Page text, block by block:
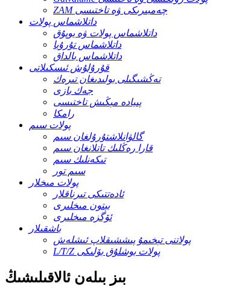
ZAM چەمبىرىكى ۋە تاختىسى
داتلاشماس پولات
داتلاشماس پولات ۋە يوپۇق
داتلاشماس تۇرۇبا
داتلاشماس بالداق
قۇرۇلۇش ئىسكىلاتى
تەڭشىگىلى بولىدىغان تىرەك
جەك بازى
پىيادە مېڭىش تاختىسى
رامكا
پولات سىم
گالۋانلاشتۇرۇلغان سىم
قارا رەڭلىك تاتلانغان سىم
تىكەنلىك سىم
سىم تور
پولات مىخلار
ئادەتتىكى تىرناقلار
بېتون مىخلىرى
ئۆگزە مىخلىرى
باشقىلار
پولاتنى تېخىمۇ پىششىقلاپ ئىشلەش
L/T/Z پولات بوشلۇق بۆلىكى
بىز بىلەن ئالاقىلىشىڭ